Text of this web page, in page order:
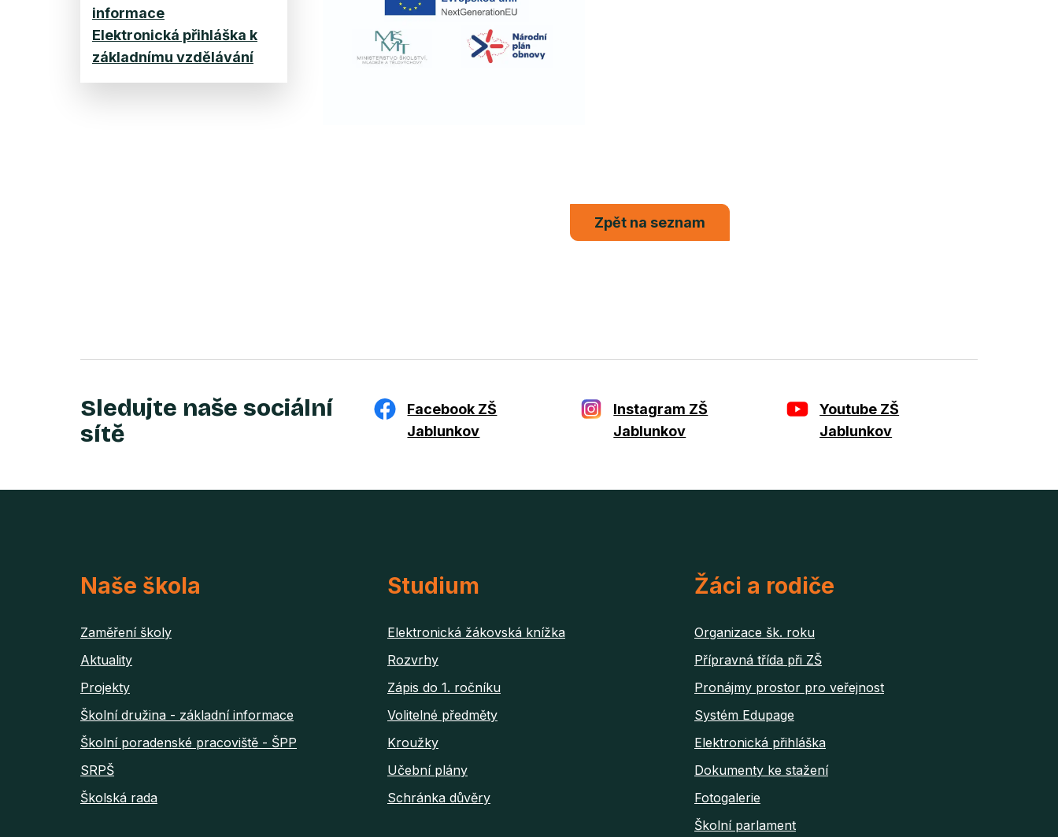
informace
Elektronická přihláška k
základnímu vzdělávání
Zpět na seznam
Sledujte naše sociální
sítě
Facebook ZŠ
Jablunkov
Instagram ZŠ
Jablunkov
Youtube ZŠ
Jablunkov
Naše škola
Zaměření školy
Aktuality
Projekty
Školní družina - základní informace
Školní poradenské pracoviště - ŠPP
SRPŠ
Školská rada
Studium
Elektronická žákovská knížka
Rozvrhy
Zápis do 1. ročníku
Volitelné předměty
Kroužky
Učební plány
Schránka důvěry
Žáci a rodiče
Organizace šk. roku
Přípravná třída při ZŠ
Pronájmy prostor pro veřejnost
Systém Edupage
Elektronická přihláška
Dokumenty ke stažení
Fotogalerie
Školní parlament